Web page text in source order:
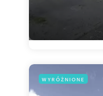
WYRÓŻNIONE